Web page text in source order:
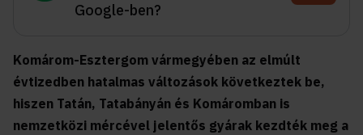
Google-ben?
Komárom-Esztergom vármegyében az elmúlt
évtizedben hatalmas változások következtek be,
hiszen Tatán, Tatabányán és Komáromban is
nemzetközi mércével jelentős gyárak kezdték meg a